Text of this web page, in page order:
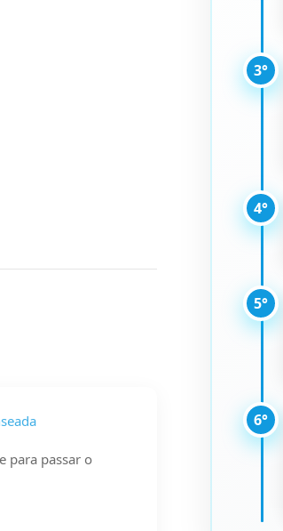
para passar o
3°
4°
5°
6°